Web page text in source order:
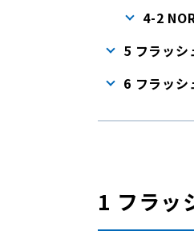
4-2
5 フラッシ
6 フラッシ
1 フラッ